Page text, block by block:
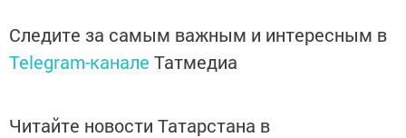
Следите за самым важным и интересным в
Telegram-канале Татмедиа
Читайте новости Татарстана в